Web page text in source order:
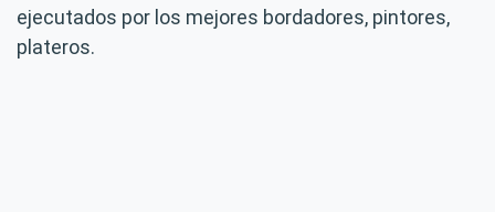
ejecutados por los mejores bordadores, pintores,
plateros.